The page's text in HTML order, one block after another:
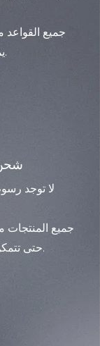
جميع
يمكن تغيير الشروط لاحقاً.
لا توجد
جميع المنتجات
حتى تتمكن من استلامها براحة بال.